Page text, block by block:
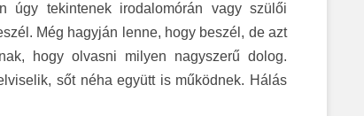
úgy tekintenek irodalomórán vagy szülői
Még hagyján lenne, hogy beszél, de azt
hogy olvasni milyen nagyszerű dolog.
sőt néha együtt is működnek. Hálás